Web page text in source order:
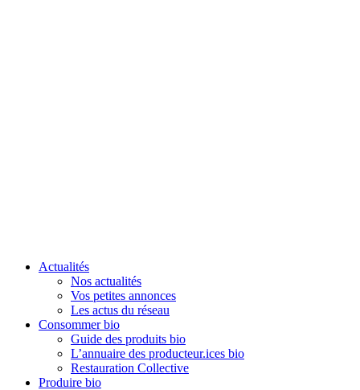
search
Menu
Actualités
Nos actualités
Vos petites annonces
Les actus du réseau
Consommer bio
Guide des produits bio
L’annuaire des producteur.ices bio
Restauration Collective
Produire bio